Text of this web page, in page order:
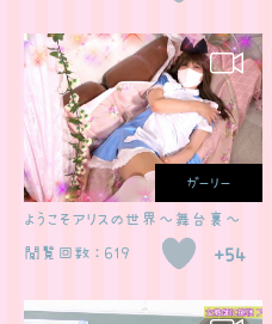
ガーリー
ようこそアリスの世界～舞台裏～
閲覧回数：619
+54